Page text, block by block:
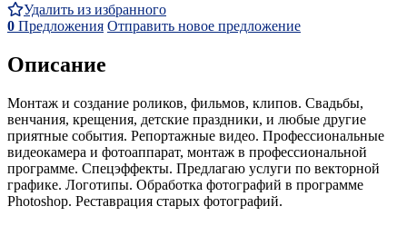
Удалить из избранного
0 Предложения Отправить новое предложение
Описание
Монтаж и создание роликов, фильмов, клипов. Свадьбы,
венчания, крещения, детские праздники, и любые другие
приятные события. Репортажные видео. Профессиональные
видеокамера и фотоаппарат, монтаж в профессиональной
программе. Спецэффекты. Предлагаю услуги по векторной
графике. Логотипы. Обработка фотографий в программе
Photoshop. Реставрация старых фотографий.